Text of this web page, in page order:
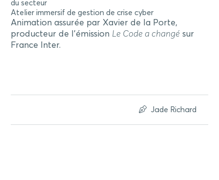
du secteur
Atelier immersif de gestion de crise cyber
Animation assurée par Xavier de la Porte,
producteur de l’émission Le Code a changé sur
France Inter.
Jade Richard